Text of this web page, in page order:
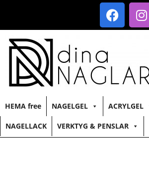
HEMA free NAGELGEL ACRYLGEL
NAGELLACK VERKTYG & PENSLAR